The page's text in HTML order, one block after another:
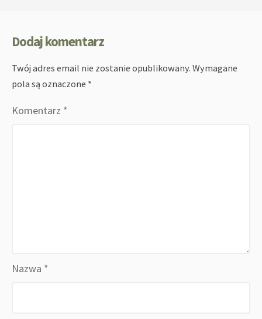
Dodaj komentarz
Twój adres email nie zostanie opublikowany. Wymagane
pola są oznaczone *
Komentarz *
Nazwa *